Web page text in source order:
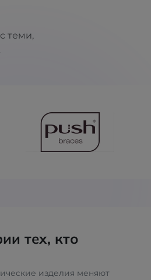
теми,
тех, кто
изделия меняют